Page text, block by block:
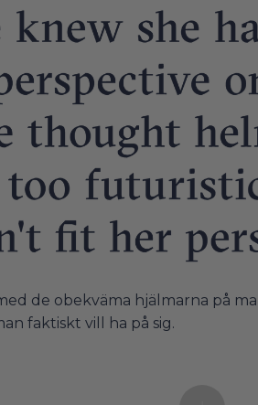
de obekväma hjälmarna på
faktiskt vill ha på sig.